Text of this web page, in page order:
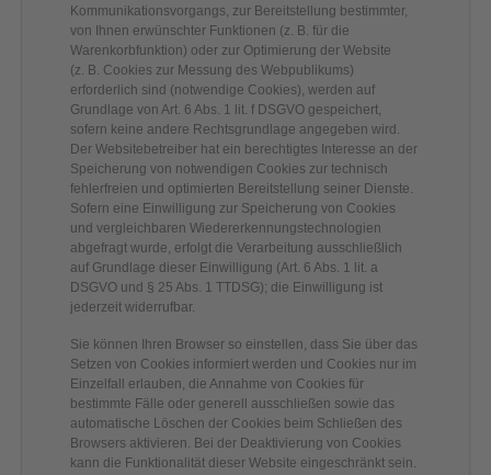
Kommunikationsvorgangs, zur Bereitstellung bestimmter,
von Ihnen erwünschter Funktionen (z. B. für die
Warenkorbfunktion) oder zur Optimierung der Website
(z. B. Cookies zur Messung des Webpublikums)
erforderlich sind (notwendige Cookies), werden auf
Grundlage von Art. 6 Abs. 1 lit. f DSGVO gespeichert,
sofern keine andere Rechtsgrundlage angegeben wird.
Der Websitebetreiber hat ein berechtigtes Interesse an der
Speicherung von notwendigen Cookies zur technisch
fehlerfreien und optimierten Bereitstellung seiner Dienste.
Sofern eine Einwilligung zur Speicherung von Cookies
und vergleichbaren Wiedererkennungstechnologien
abgefragt wurde, erfolgt die Verarbeitung ausschließlich
auf Grundlage dieser Einwilligung (Art. 6 Abs. 1 lit. a
DSGVO und § 25 Abs. 1 TTDSG); die Einwilligung ist
jederzeit widerrufbar.
Sie können Ihren Browser so einstellen, dass Sie über das
Setzen von Cookies informiert werden und Cookies nur im
Einzelfall erlauben, die Annahme von Cookies für
bestimmte Fälle oder generell ausschließen sowie das
automatische Löschen der Cookies beim Schließen des
Browsers aktivieren. Bei der Deaktivierung von Cookies
kann die Funktionalität dieser Website eingeschränkt sein.